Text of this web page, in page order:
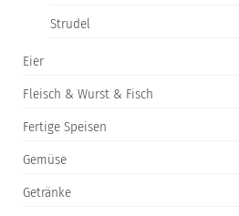
Strudel
Eier
Fleisch & Wurst & Fisch
Fertige Speisen
Gemüse
Getränke